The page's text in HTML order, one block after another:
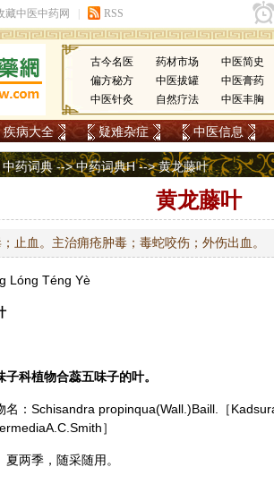
古今名医 药材市场 中医简史
偏方秘方
中医拔罐 中医膏药
中医针灸
自然疗法 中医丰胸
疾病大全 疑难杂症 中医信息
中药词典-->中药词典H--> 黄龙藤叶
黄龙藤叶
止血。主治痈疮肿毒；毒蛇咬伤；外伤出血。
Lónɡ Ténɡ Yè
子科植物合蕊五味子的叶。
名：Schisandra propinqua(Wall.)Baill.［
］
两季，随采随用。